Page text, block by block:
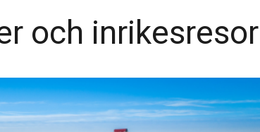
och